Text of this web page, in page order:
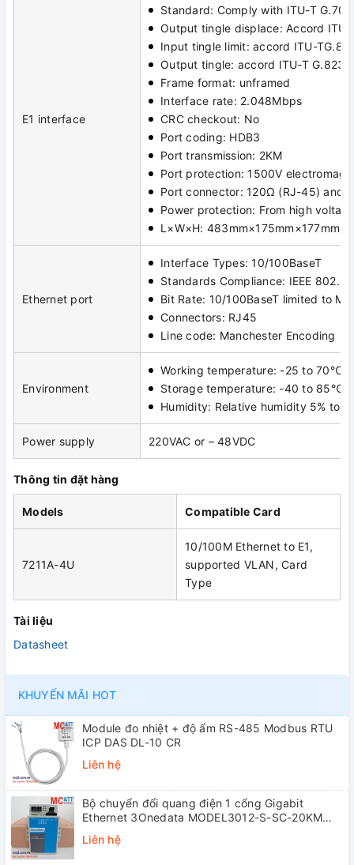
E1 interface
Standard: Comply with ITU-T G.703
Output tingle displace: Accord
Input tingle limit: accord ITU-
Output tingle: accord ITU-T G.823
Frame format: unframed
Interface rate: 2.048Mbps
CRC checkout: No
Port coding: HDB3
Port transmission: 2KM
Port protection: 1500V
Port connector: 120Ω (RJ-45) and
Power protection: From high
L×W×H: 483mm×175mm×177mm
Ethernet port
Interface Types: 10/100BaseT
Standards Compliance: IEEE 802.3
Bit Rate: 10/100BaseT limited to
Connectors: RJ45
Line code: Manchester Encoding
Environment
Working temperature: -25 to 70℃
Storage temperature: -40 to 85℃
Humidity: Relative humidity 5% to
Power supply 220VAC or – 48VDC
Thông tin đặt hàng
Models Compatible Card
7211A-4U
10/100M Ethernet to E1,
supported VLAN, Card
Type
Tài liệu
Datasheet
KHUYẾN MÃI HOT
Module đo nhiệt + độ ẩm RS-485 Modbus RTU
ICP DAS DL-10 CR
Liên hệ
Bộ chuyển đổi quang điện 1 cổng Gigabit
Ethernet 3Onedata MODEL3012-S-SC-20KM
Liên hệ